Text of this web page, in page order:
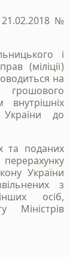
№
і
(міліції)
на
внутрішніх
до
та поданих
України
з
осіб,
Міністрів